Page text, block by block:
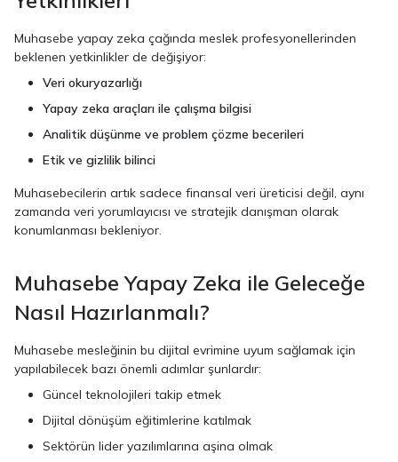
Muhasebe yapay zeka çağında meslek profesyonellerinden
beklenen yetkinlikler de değişiyor:
Veri okuryazarlığı
Yapay zeka araçları ile çalışma bilgisi
Analitik düşünme ve problem çözme becerileri
Etik ve gizlilik bilinci
Muhasebecilerin artık sadece finansal veri üreticisi değil, aynı
zamanda veri yorumlayıcısı ve stratejik danışman olarak
konumlanması bekleniyor.
Muhasebe Yapay Zeka ile Geleceğe
Nasıl Hazırlanmalı?
Muhasebe mesleğinin bu dijital evrimine uyum sağlamak için
yapılabilecek bazı önemli adımlar şunlardır:
Güncel teknolojileri takip etmek
Dijital dönüşüm eğitimlerine katılmak
Sektörün lider yazılımlarına aşina olmak